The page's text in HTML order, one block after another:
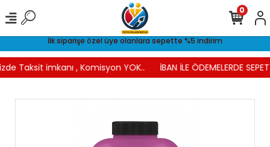
İlk siparişe özel üye olanlara sepette %5 indirim
Taksit imkanı , Komisyon YOK.. İBAN İLE ÖDEMELERDE
0